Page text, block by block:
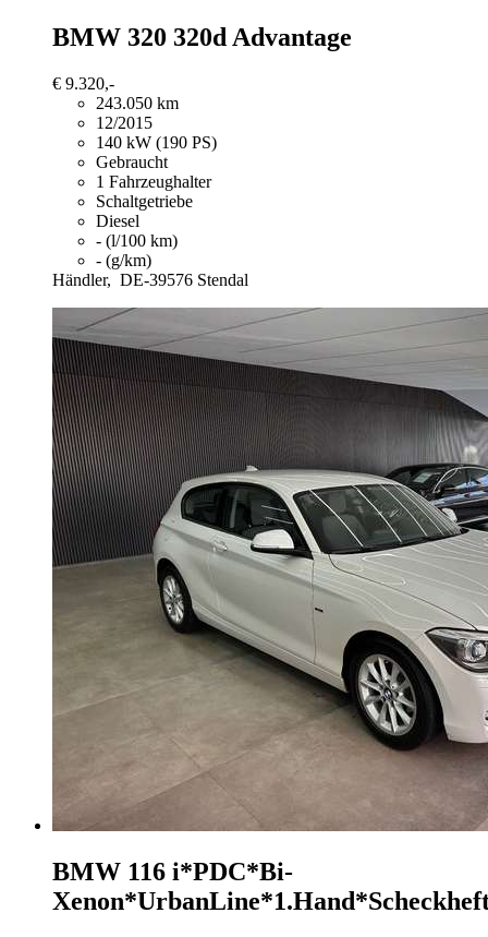
BMW 320 320d Advantage
€ 9.320,-
243.050 km
12/2015
140 kW (190 PS)
Gebraucht
1 Fahrzeughalter
Schaltgetriebe
Diesel
- (l/100 km)
- (g/km)
Händler, DE-39576 Stendal
BMW 116 i*PDC*Bi-